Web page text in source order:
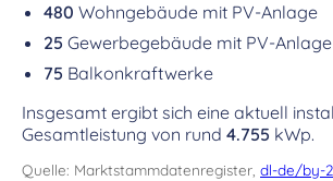
480 Wohngebäude mit PV-Anlage
25 Gewerbegebäude mit PV-Anlage
75 Balkonkraftwerke
Insgesamt ergibt sich eine aktuell
Gesamtleistung von rund 4.755 kWp.
Quelle: Marktstammdatenregister, dl-de/by-